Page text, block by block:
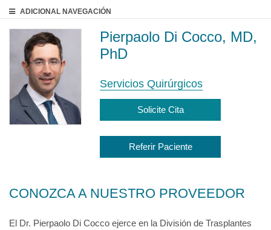
ADICIONAL NAVEGACIÓN
Pierpaolo Di Cocco, MD,
PhD
Servicios Quirúrgicos
Solicite Cita
Referir Paciente
CONOZCA A NUESTRO PROVEEDOR
El Dr. Pierpaolo Di Cocco ejerce en la División de Trasplantes